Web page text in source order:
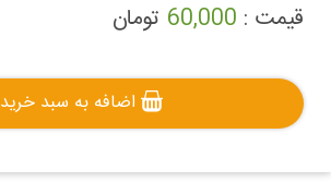
قیمت : 60,000 تومان
اضافه به سبد خرید